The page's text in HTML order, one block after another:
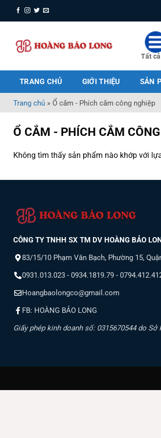
dung
Tất
TRANG CHỦ GIỚI THIỆU SẢN
Trang chủ » Ổ cắm - Phích cắm công nghiệp
Ổ CẮM - PHÍCH CẮM
Không tìm thấy sản phẩm nào khớp với
CÔNG TY TNHH SX TM DV HOÀNG BẢO
83/15/10 Phạm Văn Bạch, Phường 15,
0931.013.023 - 0934.1819.79 -
Hoangbaolongco@gmail.com
FB: HOÀNG BẢO LONG
Giấy phép kinh doanh số: 0315670544 do